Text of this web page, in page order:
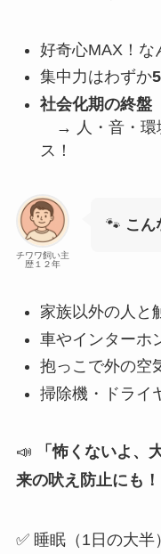
好奇心MAX！な
集中力はわずか
社会化期の終盤
→ 人・音・環
ス！
チワワ飼い主
歴１２年
🐾 こん
家族以外の人と
車やインターホ
抱っこで外の空
掃除機・ドライ
📣
「怖くないよ、
来の吠え防止にも！
✅ 睡眠（1日の大半）